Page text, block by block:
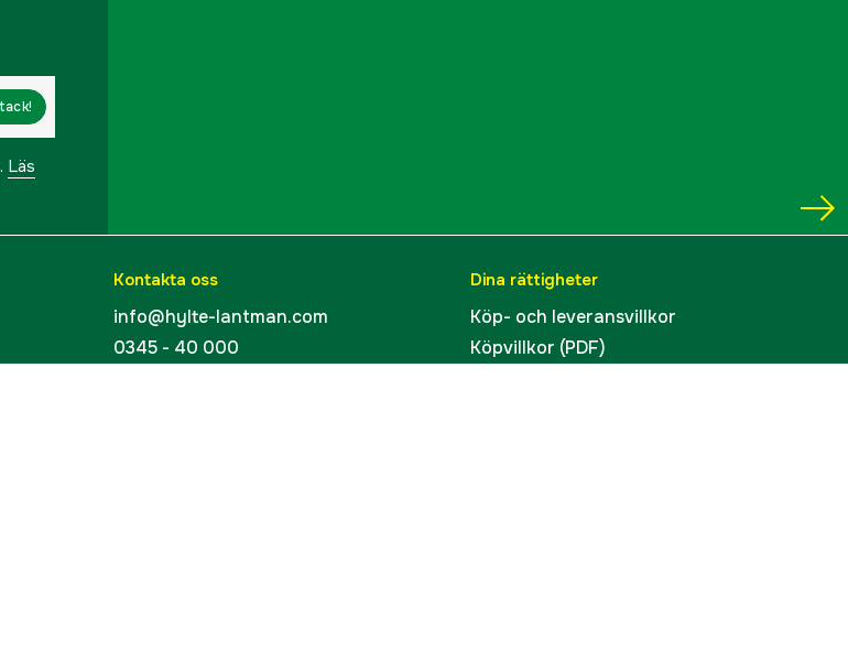
Läs
Kontakta oss
info@hylte-lantman.com
0345 - 40 000
Dina rättigheter
Köp- och leveransvillkor
Köpvillkor (PDF)